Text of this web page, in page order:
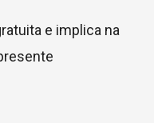
e implica na